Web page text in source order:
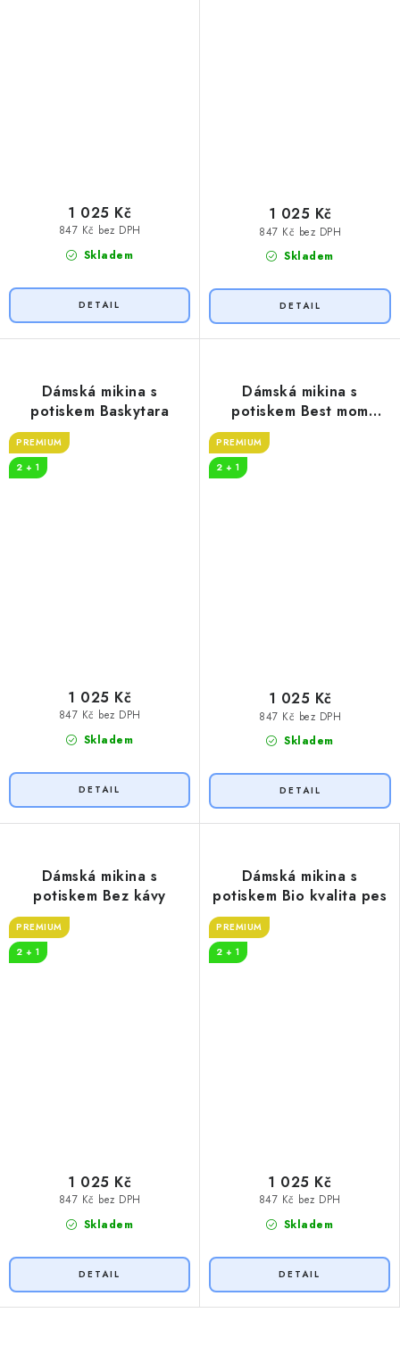
Skladem
847 Kč bez DPH
1 025 Kč
Skladem
847 Kč bez DPH
1 025 Kč
Dámská mikina s
potiskem Baskytara
PREMIUM
2 + 1
Skladem
847 Kč bez DPH
1 025 Kč
Dámská mikina s
potiskem Best mom
PREMIUM
2 + 1
Skladem
847 Kč bez DPH
1 025 Kč
Dámská mikina s
potiskem Bez kávy
PREMIUM
2 + 1
Skladem
847 Kč bez DPH
1 025 Kč
Dámská mikina s
potiskem Bio kvalita pes
PREMIUM
2 + 1
Skladem
847 Kč bez DPH
1 025 Kč